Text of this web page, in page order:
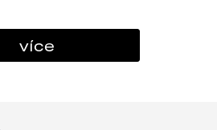
více